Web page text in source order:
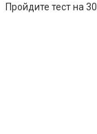
Пройдите тест на